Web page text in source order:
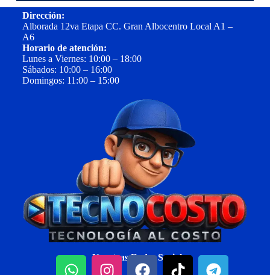
Dirección:
Alborada 12va Etapa CC. Gran Albocentro Local A1 –
A6
Horario de atención:
Lunes a Viernes: 10:00 – 18:00
Sábados: 10:00 – 16:00
Domingos: 11:00 – 15:00
Nuestras Redes Sociales: